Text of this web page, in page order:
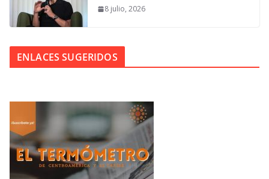
8 julio, 2026
ENLACES SUGERIDOS